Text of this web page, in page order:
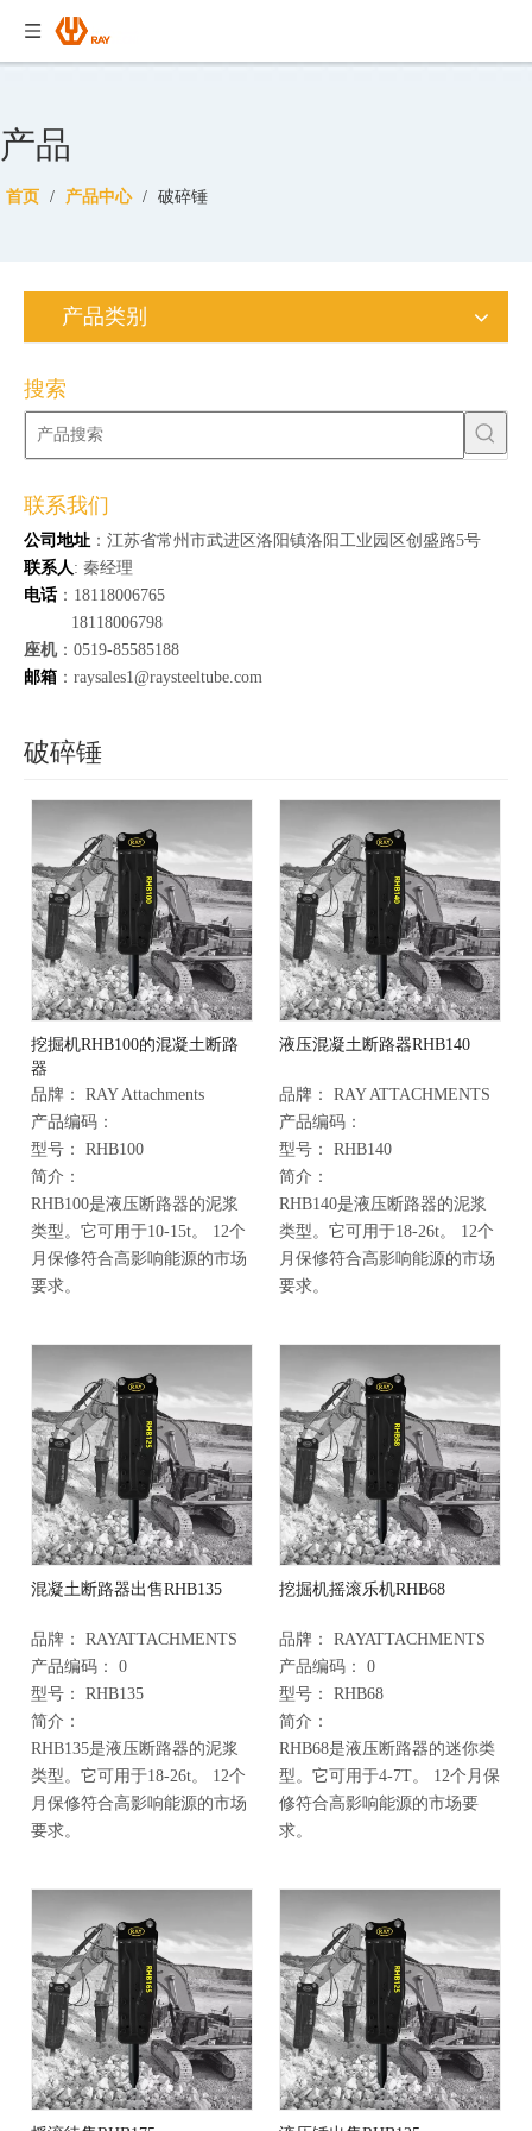
产品
首页 / 产品中心 / 破碎锤
产品类别
搜索
联系我们
公司地址 ：江苏省常州市武进区洛阳镇洛阳工业园区创盛路5号
联系人: 秦经理
电话：18118006765
18118006798
座机：0519-85585188
邮箱 ：raysales1@raysteeltube.com
破碎锤
挖掘机RHB100的混凝土断路
器
品牌：
RAY Attachments
产品编码：
型号：
RHB100
简介：
RHB100是液压断路器的泥浆
类型。它可用于10-15t。 12个
月保修符合高影响能源的市场
要求。
液压混凝土断路器RHB140
品牌：
RAY ATTACHMENTS
产品编码：
型号：
RHB140
简介：
RHB140是液压断路器的泥浆
类型。它可用于18-26t。 12个
月保修符合高影响能源的市场
要求。
混凝土断路器出售RHB135
品牌：
RAYATTACHMENTS
产品编码：
0
型号：
RHB135
简介：
RHB135是液压断路器的泥浆
类型。它可用于18-26t。 12个
月保修符合高影响能源的市场
要求。
挖掘机摇滚乐机RHB68
品牌：
RAYATTACHMENTS
产品编码：
0
型号：
RHB68
简介：
RHB68是液压断路器的迷你类
型。它可用于4-7T。 12个月保
修符合高影响能源的市场要
求。